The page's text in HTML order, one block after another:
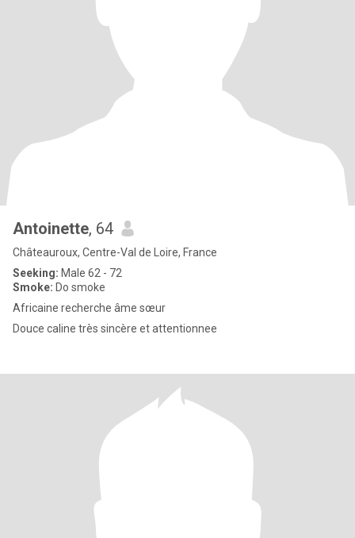
Antoinette, 64
Châteauroux, Centre-Val de Loire, France
Seeking: Male 62 - 72
Smoke: Do smoke
Africaine recherche âme sœur
Douce caline très sincère et attentionnee